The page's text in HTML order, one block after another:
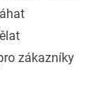
zákazníky